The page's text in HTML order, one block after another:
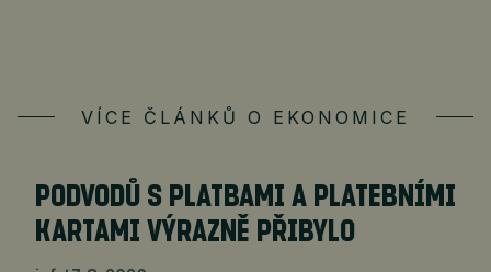
VÍCE ČLÁNKŮ O EKONOMICE
PODVODŮ S PLATBAMI A PLATEBNÍMI
KARTAMI VÝRAZNĚ PŘIBYLO